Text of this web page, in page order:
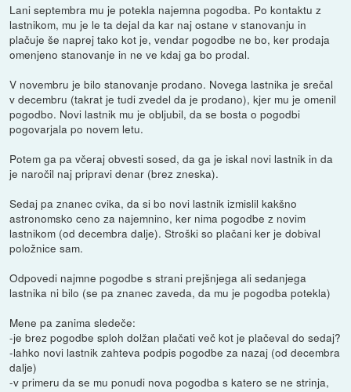
Lani septembra mu je potekla najemna pogodba. Po kontaktu z
lastnikom, mu je le ta dejal da kar naj ostane v stanovanju in
plačuje še naprej tako kot je, vendar pogodbe ne bo, ker prodaja
omenjeno stanovanje in ne ve kdaj ga bo prodal.
V novembru je bilo stanovanje prodano. Novega lastnika je srečal
v decembru (takrat je tudi zvedel da je prodano), kjer mu je omenil
pogodbo. Novi lastnik mu je obljubil, da se bosta o pogodbi
pogovarjala po novem letu.
Potem ga pa včeraj obvesti sosed, da ga je iskal novi lastnik in da
je naročil naj pripravi denar (brez zneska).
Sedaj pa znanec cvika, da si bo novi lastnik izmislil kakšno
astronomsko ceno za najemnino, ker nima pogodbe z novim
lastnikom (od decembra dalje). Stroški so plačani ker je dobival
položnice sam.
Odpovedi najmne pogodbe s strani prejšnjega ali sedanjega
lastnika ni bilo (se pa znanec zaveda, da mu je pogodba potekla)
Mene pa zanima sledeče:
-je brez pogodbe sploh dolžan plačati več kot je plačeval do sedaj?
-lahko novi lastnik zahteva podpis pogodbe za nazaj (od decembra
dalje)
-v primeru da se mu ponudi nova pogodba s katero se ne strinja,